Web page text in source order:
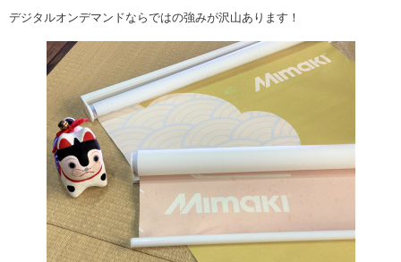
デジタルオンデマンドならではの強みが沢山あります！